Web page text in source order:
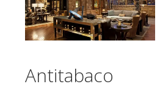
Antitabaco